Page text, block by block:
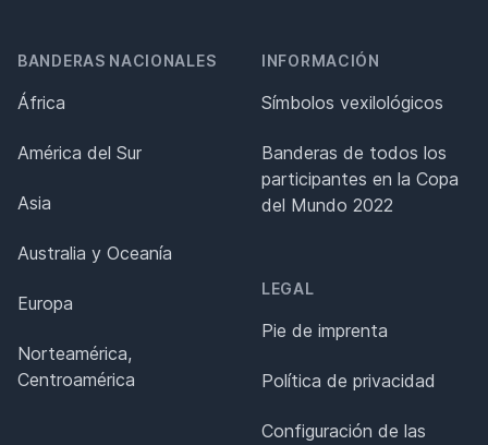
BANDERAS NACIONALES
África
América del Sur
Asia
Australia y Oceanía
Europa
Norteamérica,
Centroamérica
INFORMACIÓN
Símbolos vexilológicos
Banderas de todos los
participantes en la Copa
del Mundo 2022
LEGAL
Pie de imprenta
Política de privacidad
Configuración de las